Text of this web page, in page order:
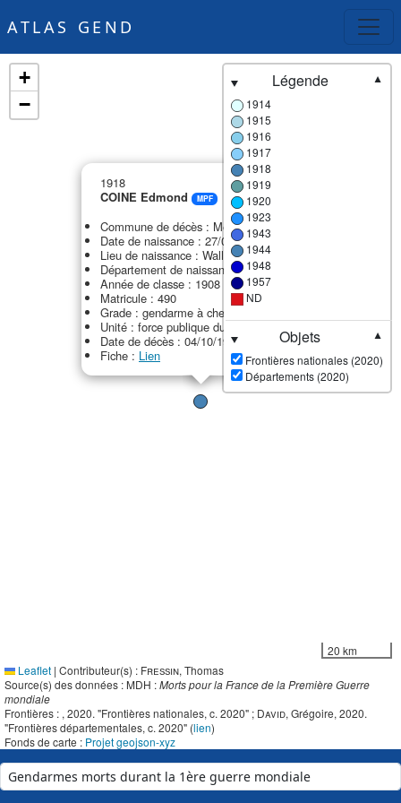
ATLAS GEND
1918
COINE Edmond
MPF
Commune de décès : Meknès
Date de naissance : 27/02/1888
Lieu de naissance : Wallers
Département de naissance : 59 - Nord
Année de classe : 1908
Matricule : 490
Grade : gendarme à cheval
Unité : force publique du Maroc (FPM)
Date de décès : 04/10/1918
Fiche : Lien
+
−
Légende
▼
1914
1915
1916
1917
1918
1919
1920
1923
1943
1944
1948
1957
ND
Objets
▼
Frontières nationales (2020)
Départements (2020)
20 km
Leaflet | Contributeur(s) : Fressin, Thomas
Source(s) des données : MDH :Morts pour la France de la Première Guerre
mondiale
Frontières : , 2020. "Frontières nationales, c. 2020" ; David, Grégoire, 2020.
"Frontières départementales, c. 2020" (lien)
Fonds de carte : Projet geojson-xyz